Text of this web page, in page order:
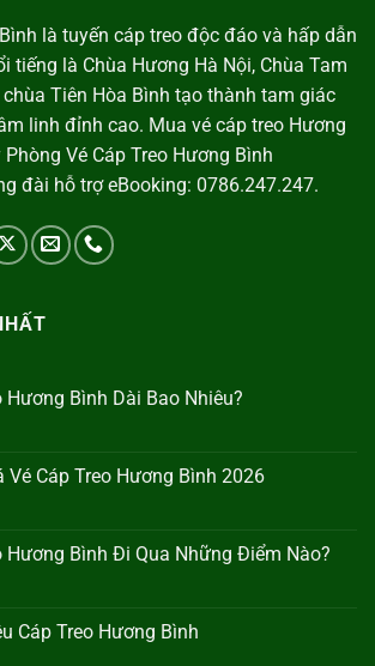
là tuyến cáp treo độc đáo và hấp dẫn
tiếng là Chùa Hương Hà Nội, Chùa Tam
chùa Tiên Hòa Bình tạo thành tam giác
linh đỉnh cao. Mua vé cáp treo Hương
Vé Cáp Treo Hương Bình
đài hỗ trợ eBooking: 0786.247.247.
Hương Bình Dài Bao Nhiêu?
Vé Cáp Treo Hương Bình 2026
Hương Bình Đi Qua Những Điểm Nào?
Cáp Treo Hương Bình